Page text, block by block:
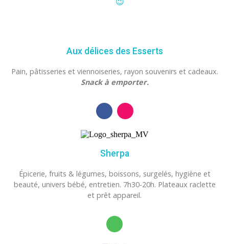
Aux délices des Esserts
Pain, pâtisseries et viennoiseries, rayon souvenirs et cadeaux.
Snack à emporter.
Sherpa
Épicerie, fruits & légumes, boissons, surgelés, hygiène et
beauté, univers bébé, entretien. 7h30-20h. Plateaux raclette
et prêt appareil.